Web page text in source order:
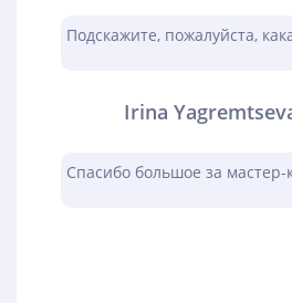
Подскажите, пожалуйста,
Irina
Спасибо большое за мастер-